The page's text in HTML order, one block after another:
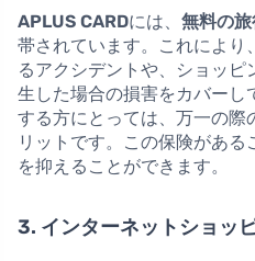
APLUS CARDには、 無料の
帯されています。これにより
るアクシデントや、ショッ
生した場合の損害をカバーし
する方にとっては、万一の際
リットです。この保険があ
を抑えることができます。
3. インターネットショッ